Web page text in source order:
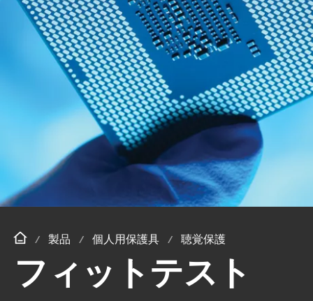
製品 個人用保護具 聴覚保護
フィットテスト